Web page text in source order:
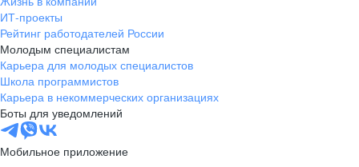
ИТ-проекты
Рейтинг работодателей России
Молодым специалистам
Карьера для молодых специалистов
Школа программистов
Карьера в некоммерческих организациях
Боты для уведомлений
Мобильное приложение